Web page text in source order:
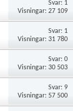
Svar: 1
Visningar: 27 109
Svar: 1
Visningar: 31 780
Svar:0
Visningar: 30 503
Svar:9
Visningar: 57 500